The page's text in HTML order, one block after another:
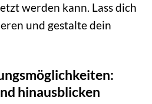
werden kann. Lass dich
und gestalte dein
hinausblicken